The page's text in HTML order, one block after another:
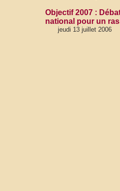
Objectif 2007 :
national pour un
jeudi 13 juillet 2006